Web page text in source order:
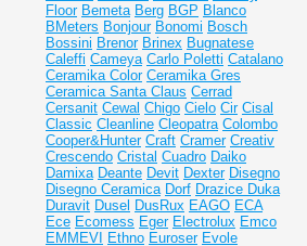
Floor Bemeta Berg BGP Blanco
BMeters Bonjour Bonomi Bosch
Bossini Brenor Brinex Bugnatese
Caleffi Cameya Carlo Poletti Catalano
Ceramika Color Ceramika Gres
Ceramiсa Santa Claus Cerrad
Cersanit Cewal Chigo Cielo Cir Cisal
Classic Cleanline Cleopatra Colombo
Cooper&Hunter Craft Cramer Creativ
Crescendo Cristal Cuadro Daiko
Damixa Deante Devit Dexter Disegno
Disegno Ceramica Dorf Drazice Duka
Duravit Dusel DusRux EAGO ECA
Ece Ecomess Eger Electrolux Emco
EMMEVI
Ethno Euroser Evole